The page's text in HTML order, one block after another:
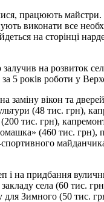
працюють майстри.
виконати все
на сторінці
на розвиток
5 років роботи у
заміну вікон та
(48 тис. грн),
тис. грн),
(460 тис. грн),
і на придбання
села (60 тис.
для Зимного (50 тис.